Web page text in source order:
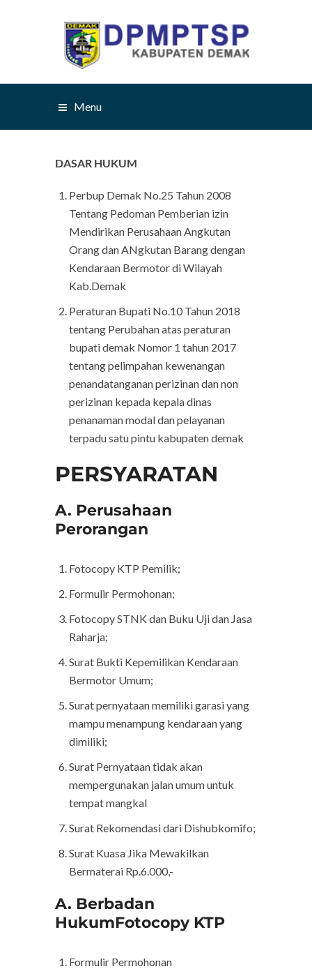
Menu
DASAR HUKUM
Perbup Demak No.25 Tahun 2008
Tentang Pedoman Pemberian izin
Mendirikan Perusahaan Angkutan
Orang dan ANgkutan Barang dengan
Kendaraan Bermotor di Wilayah
Kab.Demak
Peraturan Bupati No.10 Tahun 2018
tentang Perubahan atas peraturan
bupati demak Nomor 1 tahun 2017
tentang pelimpahan kewenangan
penandatanganan perizinan dan non
perizinan kepada kepala dinas
penanaman modal dan pelayanan
terpadu satu pintu kabupaten demak
PERSYARATAN
A. Perusahaan
Perorangan
Fotocopy KTP Pemilik;
Formulir Permohonan;
Fotocopy STNK dan Buku Uji dan Jasa
Raharja;
Surat Bukti Kepemilikan Kendaraan
Bermotor Umum;
Surat pernyataan memiliki garasi yang
mampu menampung kendaraan yang
dimiliki;
Surat Pernyataan tidak akan
mempergunakan jalan umum untuk
tempat mangkal
Surat Rekomendasi dari Dishubkomifo;
Surat Kuasa Jika Mewakilkan
Bermaterai Rp.6.000,-
A. Berbadan
HukumFotocopy KTP
Formulir Permohonan